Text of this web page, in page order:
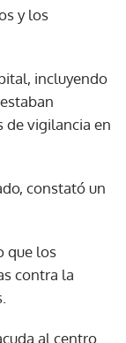
y los
incluyendo
de vigilancia en
constató un
que los
contra la
al centro